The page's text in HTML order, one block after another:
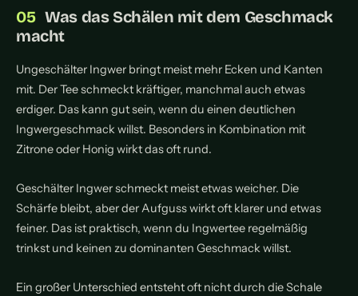
Was das Schälen mit dem Geschmack
macht
Ungeschälter Ingwer bringt meist mehr Ecken und Kanten
mit. Der Tee schmeckt kräftiger, manchmal auch etwas
erdiger. Das kann gut sein, wenn du einen deutlichen
Ingwergeschmack willst. Besonders in Kombination mit
Zitrone oder Honig wirkt das oft rund.
Geschälter Ingwer schmeckt meist etwas weicher. Die
Schärfe bleibt, aber der Aufguss wirkt oft klarer und etwas
feiner. Das ist praktisch, wenn du Ingwertee regelmäßig
trinkst und keinen zu dominanten Geschmack willst.
Ein großer Unterschied entsteht oft nicht durch die Schale